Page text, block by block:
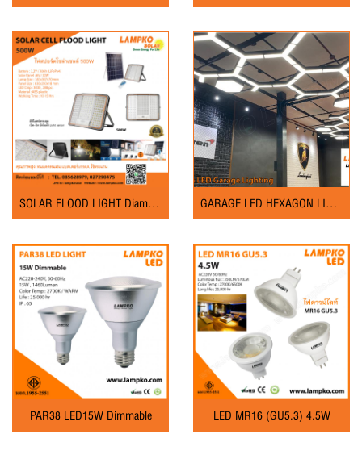
SOLAR FLOOD LIGHT Diamond 500W GARAGE LED HEXAGON LIGHT
PAR38 LED15W Dimmable LED MR16 (GU5.3) 4.5W